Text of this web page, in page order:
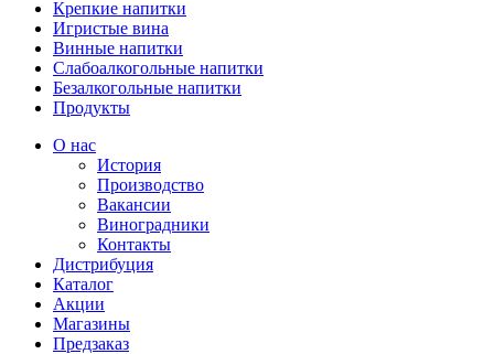
Крепкие напитки
Игристые вина
Винные напитки
Слабоалкогольные напитки
Безалкогольные напитки
Продукты
О нас
История
Производство
Вакансии
Виноградники
Контакты
Дистрибуция
Каталог
Акции
Магазины
Предзаказ